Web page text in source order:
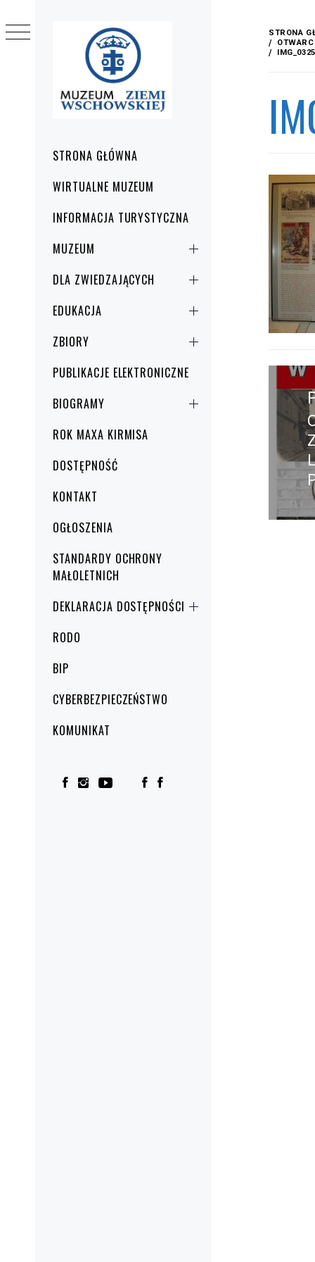
główneSTRONA GŁÓWNA
WIRTUALNE MUZEUM
INFORMACJA TURYSTYCZNA
MUZEUM
DLA ZWIEDZAJĄCYCH
EDUKACJA
ZBIORY
PUBLIKACJE ELEKTRONICZNE
BIOGRAMY
ROK MAXA KIRMISA
DOSTĘPNOŚĆ
KONTAKT
OGŁOSZENIA
STANDARDY OCHRONY
MAŁOLETNICH
DEKLARACJA DOSTĘPNOŚCI
RODO
BIP
CYBERBEZPIECZEŃSTWO
KOMUNIKAT
STRONA
IMG_0325
wpisu